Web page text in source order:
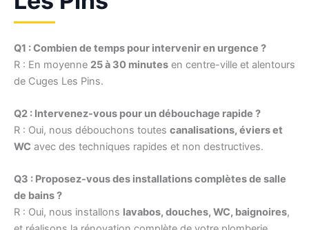
Q1 : Combien de temps pour intervenir en urgence ?
R : En moyenne 25 à 30 minutes en centre-ville et alentours
de Cuges Les Pins.
Q2 : Intervenez-vous pour un débouchage rapide ?
R : Oui, nous débouchons toutes canalisations, éviers et
WC avec des techniques rapides et non destructives.
Q3 : Proposez-vous des installations complètes de salle
de bains ?
R : Oui, nous installons lavabos, douches, WC, baignoires,